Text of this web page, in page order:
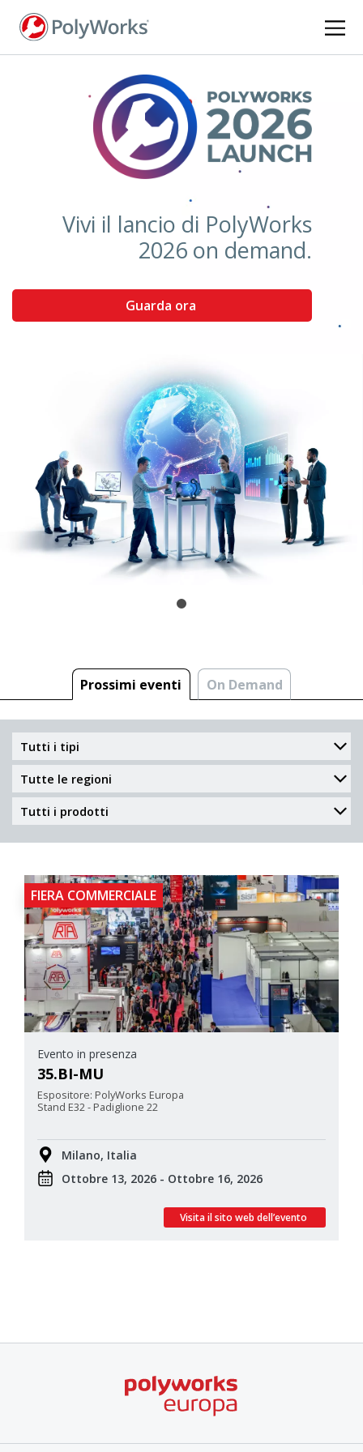
Salta
Vivi il lancio di PolyWorks
2026 on demand.
Guarda ora
Prossimi eventi On Demand
FIERA COMMERCIALE
Evento in presenza
35.BI-MU
Espositore: PolyWorks Europa
Stand E32 - Padiglione 22
Milano, Italia
Ottobre 13, 2026 - Ottobre 16, 2026
Visita il sito web dell’evento